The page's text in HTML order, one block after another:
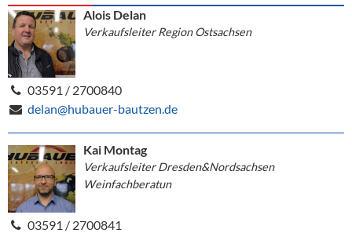
Alois Delan
Verkaufsleiter Region Ostsachsen
03591 / 2700840
delan@hubauer-bautzen.de
Kai Montag
Verkaufsleiter Dresden&Nordsachsen
Weinfachberatun
03591 / 2700841